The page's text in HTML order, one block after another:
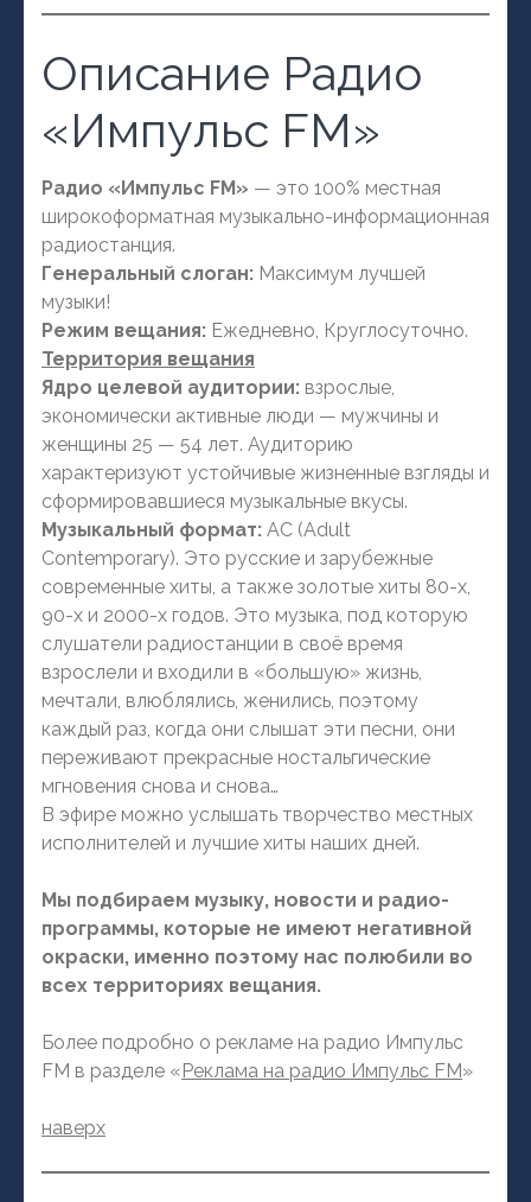
Описание Радио
«Импульс FM»
Радио «Импульс FM» — это 100% местная
широкоформатная музыкально-информационная
радиостанция.
Генеральный слоган: Максимум лучшей
музыки!
Режим вещания: Ежедневно, Круглосуточно.
Территория вещания
Ядро целевой аудитории: взрослые,
экономически активные люди — мужчины и
женщины 25 — 54 лет. Аудиторию
характеризуют устойчивые жизненные взгляды и
сформировавшиеся музыкальные вкусы.
Музыкальный формат: AC (Adult
Contemporary). Это русские и зарубежные
современные хиты, а также золотые хиты 80-х,
90-х и 2000-х годов. Это музыка, под которую
слушатели радиостанции в своё время
взрослели и входили в «большую» жизнь,
мечтали, влюблялись, женились, поэтому
каждый раз, когда они слышат эти песни, они
переживают прекрасные ностальгические
мгновения снова и снова…
В эфире можно услышать творчество местных
исполнителей и лучшие хиты наших дней.
Мы подбираем музыку, новости и радио-
программы, которые не имеют негативной
окраски, именно поэтому нас полюбили во
всех территориях вещания.
Более подробно о рекламе на радио Импульс
FM в разделе « Реклама на радио Импульс FM»
наверх